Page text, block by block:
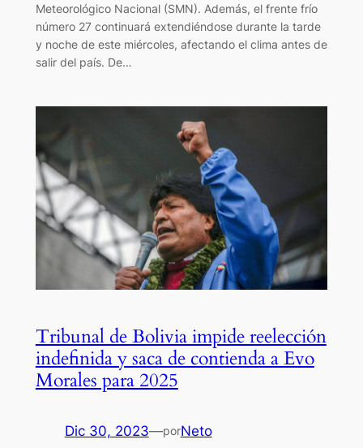
Meteorológico Nacional (SMN). Además, el frente frío
número 27 continuará extendiéndose durante la tarde
y noche de este miércoles, afectando el clima antes de
salir del país. De…
Tribunal de Bolivia impide reelección
indefinida y saca de contienda a Evo
Morales para 2025
Dic 30, 2023—porNeto